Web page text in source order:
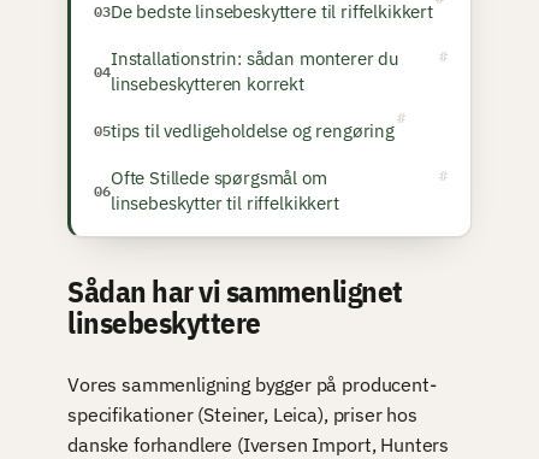
De bedste linsebeskyttere til riffelkikkert
Installationstrin: sådan monterer du
linsebeskytteren korrekt
tips til vedligeholdelse og rengøring
Ofte Stillede spørgsmål om
linsebeskytter til riffelkikkert
Sådan har vi sammenlignet
linsebeskyttere
Vores sammenligning bygger på producent-
specifikationer (Steiner, Leica), priser hos
danske forhandlere (Iversen Import, Hunters